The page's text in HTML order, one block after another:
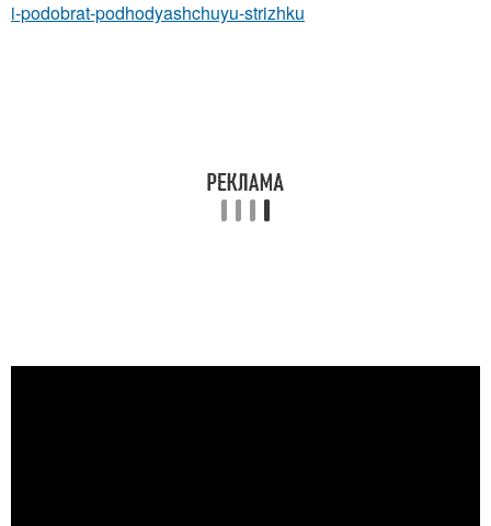
i-podobrat-podhodyashchuyu-strizhku